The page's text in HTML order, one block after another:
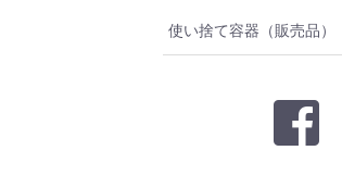
使い捨て容器（販売品）